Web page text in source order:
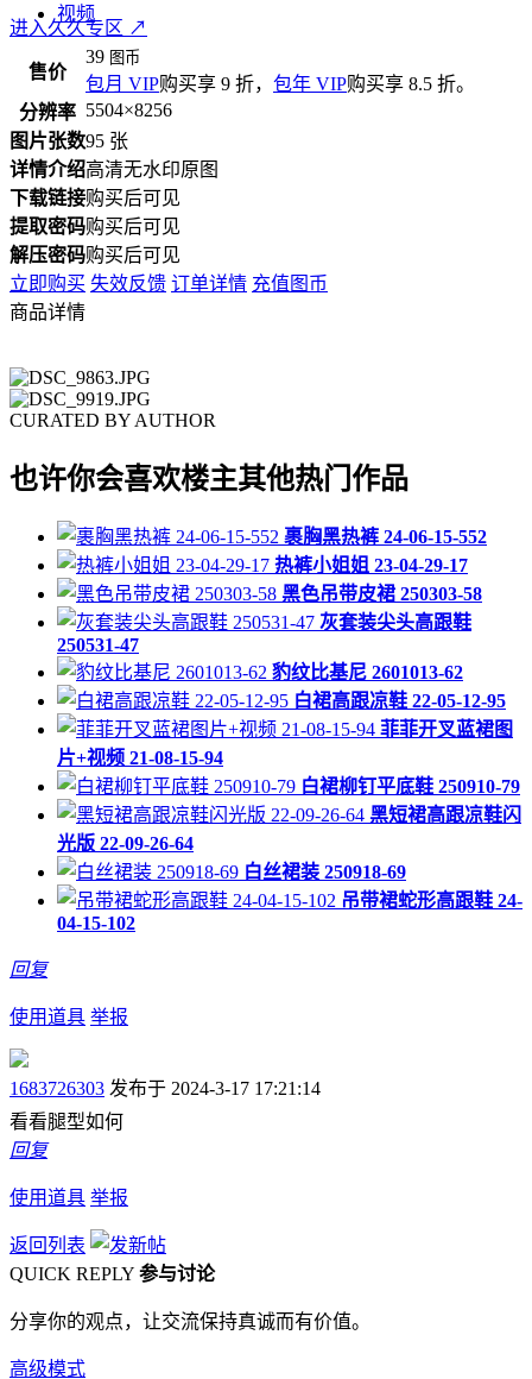
进入久久专区 ↗
视频
售价
39 图币
包月 VIP购买享 9 折， 包年 VIP购买享 8.5 折。
分辨率 5504×8256
图片张数95 张
详情介绍高清无水印原图
下载链接购买后可见
提取密码购买后可见
解压密码购买后可见
立即购买 失效反馈 订单详情 充值图币
商品详情
CURATED BY AUTHOR
也许你会喜欢楼主其他热门作品
裹胸黑热裤 24-06-15-552
热裤小姐姐 23-04-29-17
黑色吊带皮裙 250303-58
灰套装尖头高跟鞋
250531-47
豹纹比基尼 2601013-62
白裙高跟凉鞋 22-05-12-95
菲菲开叉蓝裙图
片+视频 21-08-15-94
白裙柳钉平底鞋 250910-79
黑短裙高跟凉鞋闪
光版 22-09-26-64
白丝裙装 250918-69
吊带裙蛇形高跟鞋 24-
04-15-102
回复
使用道具 举报
1683726303 发布于 2024-3-17 17:21:14
看看腿型如何
回复
使用道具 举报
返回列表
QUICK REPLY 参与讨论
分享你的观点，让交流保持真诚而有价值。
高级模式